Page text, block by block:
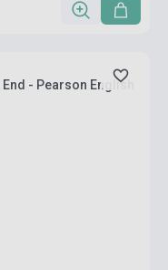
- Pearson English